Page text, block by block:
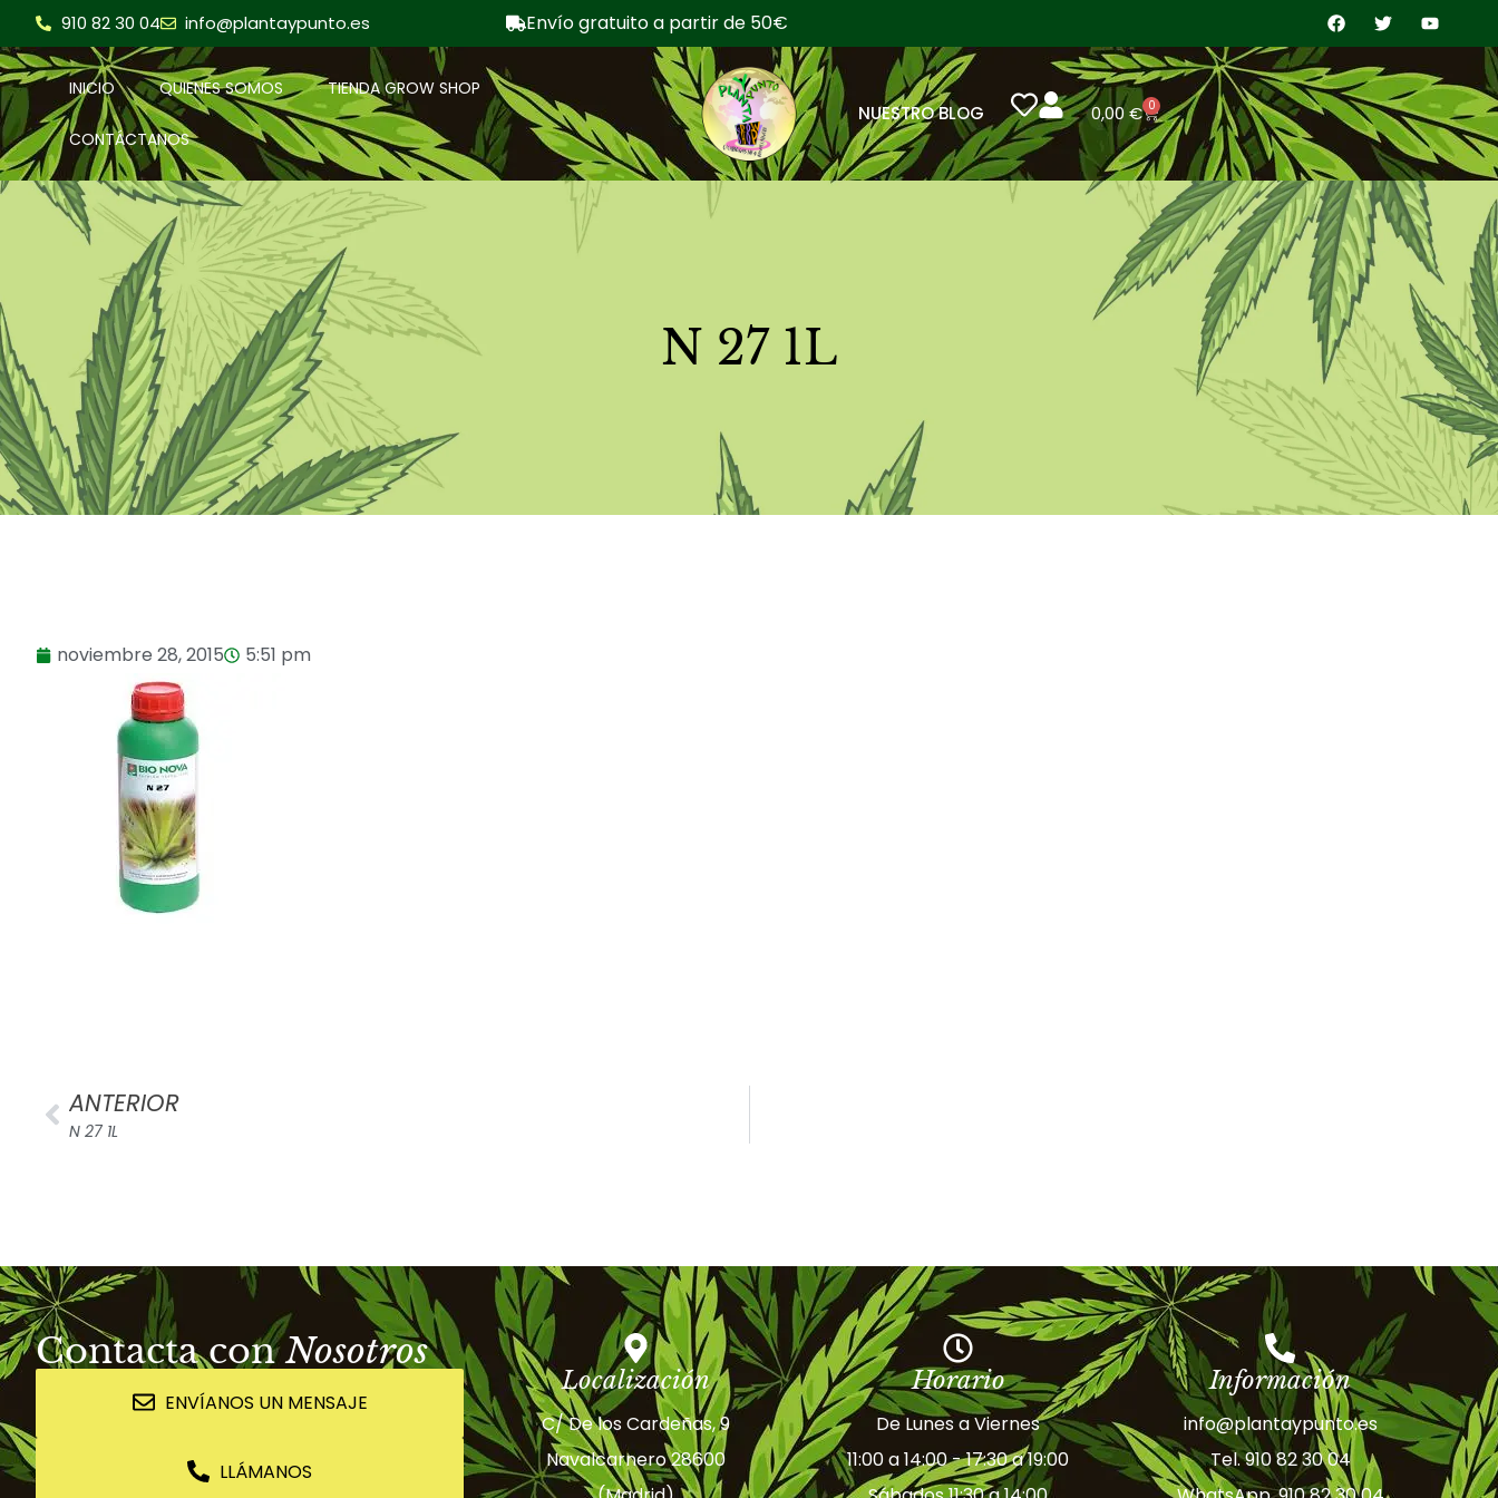
910 82 30 04 info@plantaypunto.es Envío gratuito a partir de 50€
INICIO QUIENES SOMOS TIENDA GROW SHOP
CONTÁCTANOS
NUESTRO BLOG 0,00€ 0
N 27 1L
noviembre 28, 2015 5:51 pm
ANTERIOR
N 27 1L
Contacta conNosotros
ENVÍANOS UN MENSAJE
LLÁMANOS
Localización
C/ De los Cardeñas, 9
Navalcarnero 28600
Horario
De Lunes a Viernes
11:00 a 14:00 - 17:30 a 19:00
Información
info@plantaypunto.es
Tel. 910 82 30 04